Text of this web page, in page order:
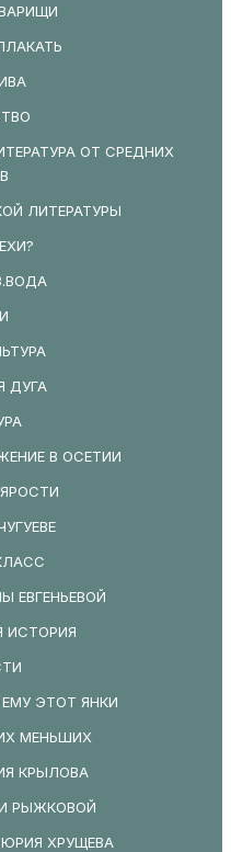
ОТ СРЕДНИХ
ЛИТЕРАТУРЫ
ДУГА
В ОСЕТИИ
ЕВГЕНЬЕВОЙ
ИСТОРИЯ
ЭТОТ ЯНКИ
МЕНЬШИХ
КРЫЛОВА
РЫЖКОВОЙ
ХРУЩЕВА